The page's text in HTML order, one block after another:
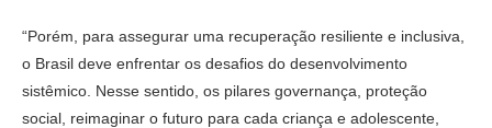
“Porém, para assegurar uma recuperação resiliente e inclusiva,
o Brasil deve enfrentar os desafios do desenvolvimento
sistêmico. Nesse sentido, os pilares governança, proteção
social, reimaginar o futuro para cada criança e adolescente,